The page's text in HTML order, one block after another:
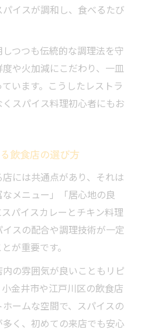
イスが調和し、食べるたび
つつも伝統的な調理法を守
や火加減にこだわり、一皿
います。こうしたレストラ
スパイス料理初心者にもお
飲食店の選び方
には共通点があり、それは
なメニュー」「居心地の良
パイスカレーとチキン料理
スの配合や調理技術が一定
が重要です。
の雰囲気が良いこともリピ
金井市や江戸川区の飲食店
ームな空間で、スパイスの
く、初めての来店でも安心